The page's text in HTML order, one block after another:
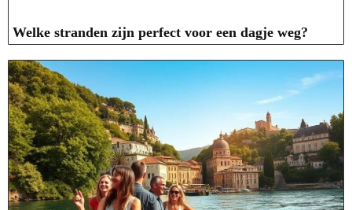
Welke stranden zijn perfect voor een dagje weg?